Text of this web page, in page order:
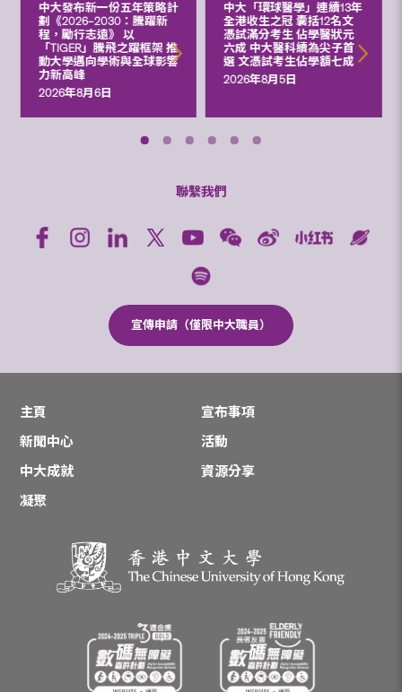
中大發布新一份五年策略計
劃《2026‒2030：騰躍新
程，勵行志遠》 以
「TIGER」騰飛之躍框架 推
動大學邁向學術與全球影響
力新高峰
2026年8月6日
中大「環球醫學」連續13年
全港收生之冠 囊括12名文
憑試滿分考生 佔學醫狀元
六成 中大醫科續為尖子首
選 文憑試考生佔學額七成
2026年8月5日
聯繫我們
宣傳申請（僅限中大職員）
主頁
宣布事項
新聞中心
活動
中大成就
資源分享
凝聚